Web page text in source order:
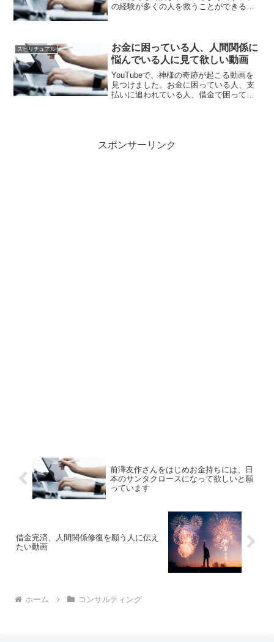
の経験が多くの人を救うことができるよ
に感謝しているからです。...
スピリチュアル
お金に困っている人、人間関係に
悩んでいる人に見て欲しい動画
YouTubeで、神様の奇跡が起こる動画を
見つけました。お金に困っている人、支
払いに追われている人、借金で困ってい
スポンサーリンク
前澤友作さんをはじめお金持ちには、日
本のサンタクロースになって欲しいと願
っています
借金完済、人間関係修復を願う人に伝え
たい動画
ホーム コンサルティング